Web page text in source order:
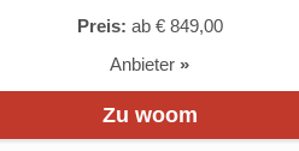
Preis: ab € 849,00
Anbieter »
Zu woom